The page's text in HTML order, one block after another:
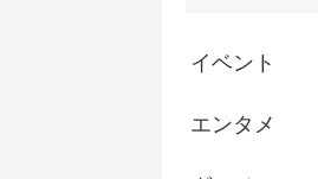
イベント
エンタメ